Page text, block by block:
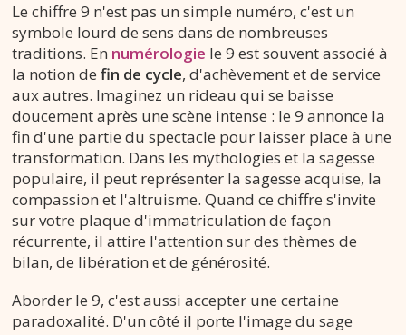
Le chiffre 9 n'est pas un simple numéro, c'est un
symbole lourd de sens dans de nombreuses
traditions. En numérologie le 9 est souvent associé à
la notion defin de cycle, d'achèvement et de service
aux autres. Imaginez un rideau qui se baisse
doucement après une scène intense : le 9 annonce la
fin d'une partie du spectacle pour laisser place à une
transformation. Dans les mythologies et la sagesse
populaire, il peut représenter la sagesse acquise, la
compassion et l'altruisme. Quand ce chiffre s'invite
sur votre plaque d'immatriculation de façon
récurrente, il attire l'attention sur des thèmes de
bilan, de libération et de générosité.
Aborder le 9, c'est aussi accepter une certaine
paradoxalité. D'un côté il porte l'image du sage